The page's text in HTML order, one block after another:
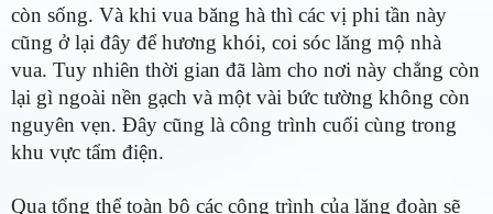
còn sống. Và khi vua băng hà thì các vị phi tần này
cũng ở lại đây để hương khói, coi sóc lăng mộ nhà
vua. Tuy nhiên thời gian đã làm cho nơi này chẳng còn
lại gì ngoài nền gạch và một vài bức tường không còn
nguyên vẹn. Đây cũng là công trình cuối cùng trong
khu vực tẩm điện.
Qua tổng thể toàn bộ các công trình của lăng đoàn sẽ